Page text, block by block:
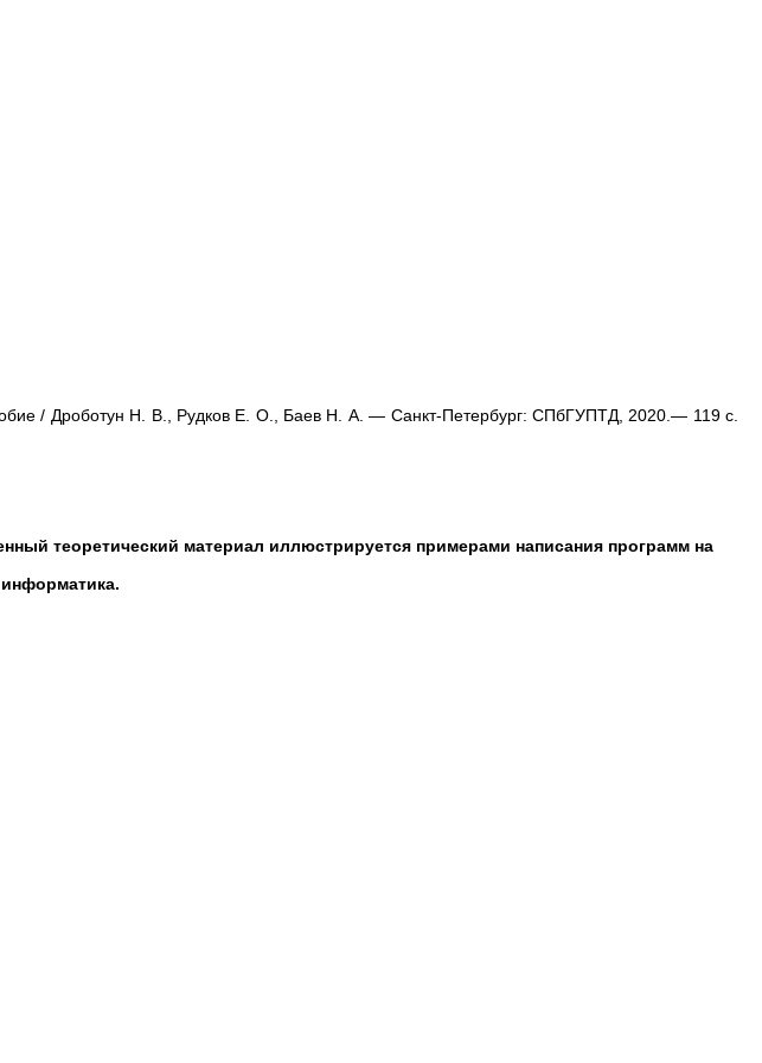
/ Дроботун Н. В., Рудков Е. О., Баев Н. А. — Санкт-Петербург: СПбГУПТД, 2020.— 119 c.
теоретический материал иллюстрируется примерами написания программ на